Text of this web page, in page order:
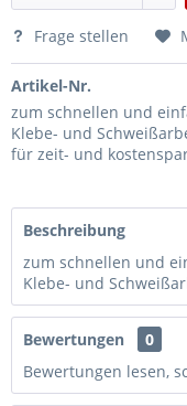
Frage stellen
Artikel-Nr.
zum schnellen und
Klebe- und
für zeit- und
Beschreibung
zum schnellen und
Klebe- und
Bewertungen
0
Bewertungen lesen,